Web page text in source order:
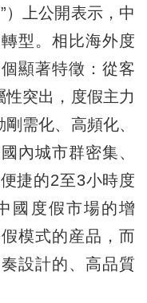
）上公開表示，中
型。相比海外度
顯著特徵：從客
性突出，度假主力
需化、高頻化、
內城市群密集、
捷的2至3小時度
國度假市場的增
模式的産品，而
設計的、高品質